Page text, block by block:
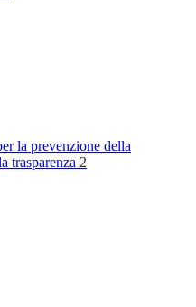
la prevenzione della
trasparenza 2